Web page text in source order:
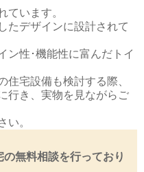
ています。
たデザインに設計されて
ン性･機能性に富んだトイ
住宅設備も検討する際、
行き、実物を見ながらご
い。
無料相談を行っており